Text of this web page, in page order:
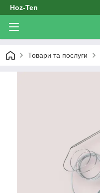
Hoz-Ten
Товари та послуги